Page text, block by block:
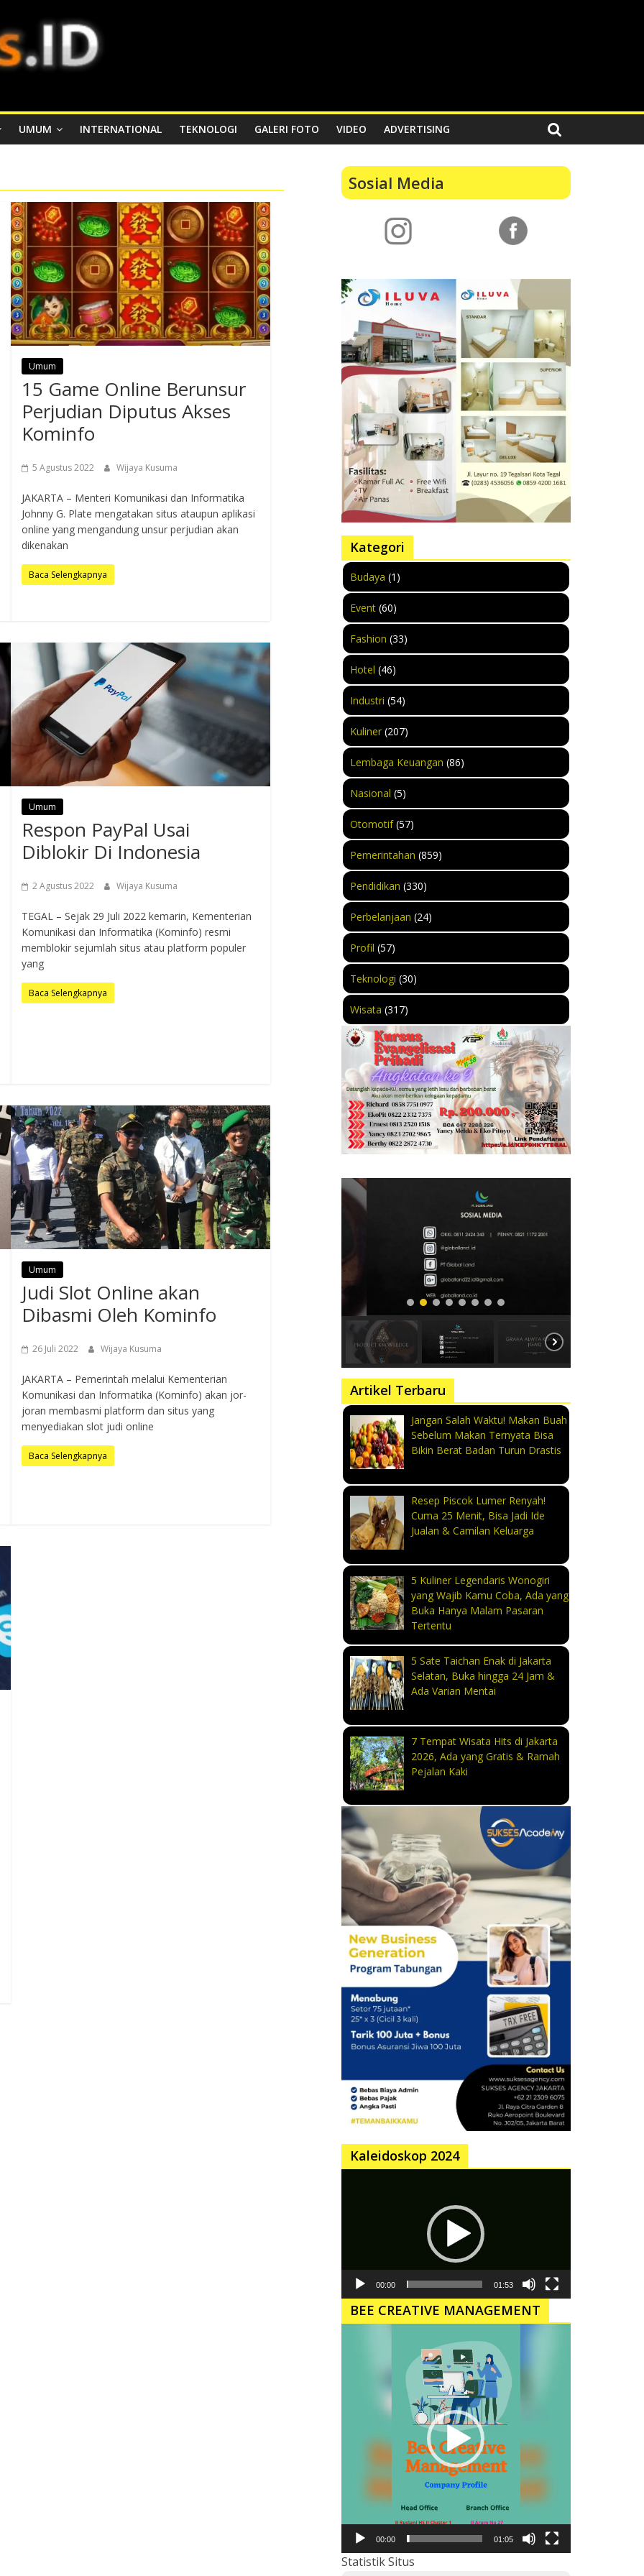
UMUM INTERNATIONAL TEKNOLOGI GALERI FOTO VIDEO ADVERTISING
Umum
15 Game Online Berunsur
Perjudian Diputus Akses
Kominfo
5 Agustus 2022 Wijaya Kusuma
JAKARTA – Menteri Komunikasi dan Informatika
Johnny G. Plate mengatakan situs ataupun aplikasi
online yang mengandung unsur perjudian akan
dikenakan
Baca Selengkapnya
Umum
Respon PayPal Usai
Diblokir Di Indonesia
2 Agustus 2022 Wijaya Kusuma
TEGAL – Sejak 29 Juli 2022 kemarin, Kementerian
Komunikasi dan Informatika (Kominfo) resmi
memblokir sejumlah situs atau platform populer
yang
Baca Selengkapnya
Umum
Judi Slot Online akan
Dibasmi Oleh Kominfo
26 Juli 2022 Wijaya Kusuma
JAKARTA – Pemerintah melalui Kementerian
Komunikasi dan Informatika (Kominfo) akan jor-
joran membasmi platform dan situs yang
menyediakan slot judi online
Baca Selengkapnya
Sosial Media
Kategori
Budaya (1)
Event(60)
Fashion (33)
Hotel (46)
Industri (54)
Kuliner(207)
Lembaga Keuangan (86)
Nasional (5)
Otomotif(57)
Pemerintahan (859)
Pendidikan (330)
Perbelanjaan (24)
Profil (57)
Teknologi (30)
Wisata (317)
Artikel Terbaru
Jangan Salah Waktu! Makan Buah
Sebelum Makan Ternyata Bisa
Bikin Berat Badan Turun Drastis
Resep Piscok Lumer Renyah!
Cuma 25 Menit, Bisa Jadi Ide
Jualan & Camilan Keluarga
5 Kuliner Legendaris Wonogiri
yang Wajib Kamu Coba, Ada yang
Buka Hanya Malam Pasaran
Tertentu
5 Sate Taichan Enak di Jakarta
Selatan, Buka hingga 24 Jam &
Ada Varian Mentai
7 Tempat Wisata Hits di Jakarta
2026, Ada yang Gratis & Ramah
Pejalan Kaki
Kaleidoskop 2024
00:00 01:53
BEE CREATIVE MANAGEMENT
00:00 01:05
Statistik Situs